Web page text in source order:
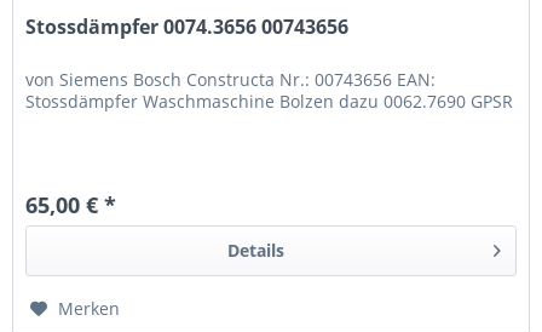
Stossdämpfer 0074.3656 00743656
von Siemens Bosch Constructa Nr.: 00743656 EAN:
Stossdämpfer Waschmaschine Bolzen dazu 0062.7690 GPSR
65,00 € *
Details
Merken